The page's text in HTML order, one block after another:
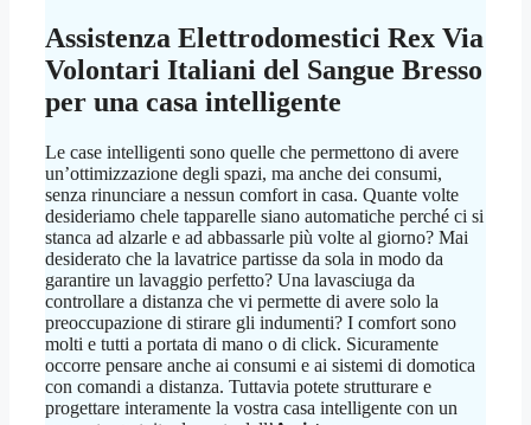
Assistenza Elettrodomestici Rex Via
Volontari Italiani del Sangue Bresso
per una casa intelligente
Le case intelligenti sono quelle che permettono di avere
un’ottimizzazione degli spazi, ma anche dei consumi,
senza rinunciare a nessun comfort in casa. Quante volte
desideriamo chele tapparelle siano automatiche perché ci si
stanca ad alzarle e ad abbassarle più volte al giorno? Mai
desiderato che la lavatrice partisse da sola in modo da
garantire un lavaggio perfetto? Una lavasciuga da
controllare a distanza che vi permette di avere solo la
preoccupazione di stirare gli indumenti? I comfort sono
molti e tutti a portata di mano o di click. Sicuramente
occorre pensare anche ai consumi e ai sistemi di domotica
con comandi a distanza. Tuttavia potete strutturare e
progettare interamente la vostra casa intelligente con un